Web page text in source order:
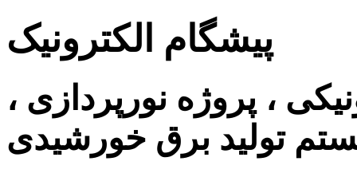
پیشگام الکترونیک
، پروژه نورپردازی ،
تولید برق خورشیدی